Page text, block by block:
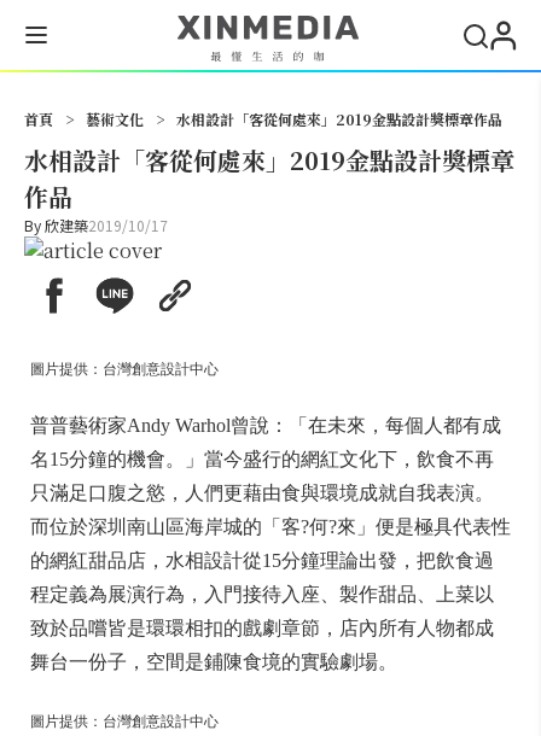
首頁 > 藝術文化 > 水相設計「客從何處來」2019金點設計獎標章作品
水相設計「客從何處來」2019金點設計獎標章
作品
By欣建築2019/10/17
圖片提供：台灣創意設計中心
普普藝術家Andy Warhol曾說：「在未來，每個人都有成
名15分鐘的機會。」當今盛行的網紅文化下，飲食不再
只滿足口腹之慾，人們更藉由食與環境成就自我表演。
而位於深圳南山區海岸城的「客?何?來」便是極具代表性
的網紅甜品店，水相設計從15分鐘理論出發，把飲食過
程定義為展演行為，入門接待入座、製作甜品、上菜以
致於品嚐皆是環環相扣的戲劇章節，店內所有人物都成
舞台一份子，空間是鋪陳食境的實驗劇場。
圖片提供：台灣創意設計中心